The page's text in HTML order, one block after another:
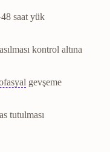
saat yük
aralarında sıvı
kontrol altına
FasyaKasları ve
gevşeme
tutulması